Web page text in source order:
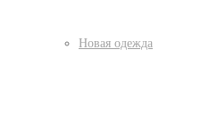
Новая одежда